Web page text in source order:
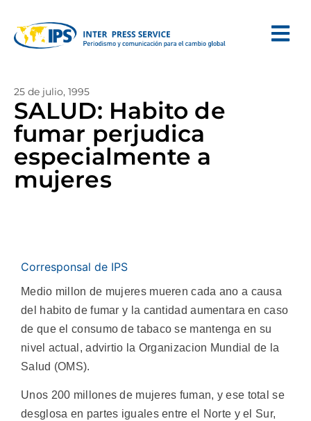
25 de julio, 1995
SALUD: Habito de
fumar perjudica
especialmente a
mujeres
Corresponsal de IPS
Medio millon de mujeres mueren cada ano a causa
del habito de fumar y la cantidad aumentara en caso
de que el consumo de tabaco se mantenga en su
nivel actual, advirtio la Organizacion Mundial de la
Salud (OMS).
Unos 200 millones de mujeres fuman, y ese total se
desglosa en partes iguales entre el Norte y el Sur,